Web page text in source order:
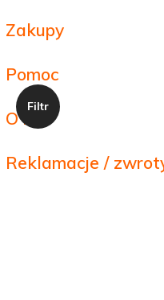
Zakupy
Pomoc
O nas
Reklamacje /